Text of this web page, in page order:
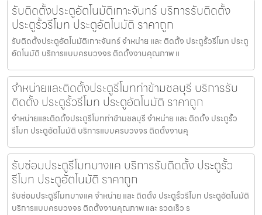
รับติดตั้งประตูอัตโนมัติเกาะจันทร์ บริการรับติดตั้ง
ประตูรั้วรีโมท ประตูอัตโนมัติ ราคาถูก
รับติดตั้งประตูอัตโนมัติเกาะจันทร์ จำหน่าย และ ติดตั้ง ประตูรั้วรีโมท ประตู
อัตโนมัติ บริการแบบครบวงจร ติดตั้งงานคุณภาพ แ
จำหน่ายและติดตั้งประตูรีโมทท่าข้ามชลบุรี บริการรับ
ติดตั้ง ประตูรั้วรีโมท ประตูอัตโนมัติ ราคาถูก
จำหน่ายและติดตั้งประตูรีโมทท่าข้ามชลบุรี จำหน่าย และ ติดตั้ง ประตูรั้ว
รีโมท ประตูอัตโนมัติ บริการแบบครบวงจร ติดตั้งงานคุ
รับซ่อมประตูรีโมทบางแค บริการรับติดตั้ง ประตูรั้ว
รีโมท ประตูอัตโนมัติ ราคาถูก
รับซ่อมประตูรีโมทบางแค จำหน่าย และ ติดตั้ง ประตูรั้วรีโมท ประตูอัตโนมัติ
บริการแบบครบวงจร ติดตั้งงานคุณภาพ และ รวดเร็ว ร